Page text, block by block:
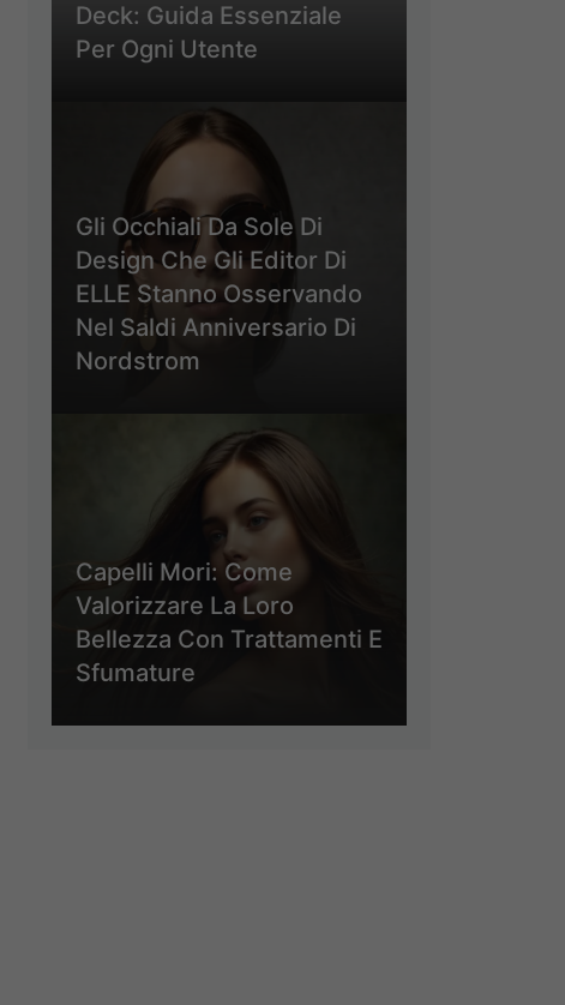
Deck: Guida Essenziale
Per Ogni Utente
Gli Occhiali Da Sole Di
Design Che Gli Editor Di
ELLE Stanno Osservando
Nel Saldi Anniversario Di
Nordstrom
Capelli Mori: Come
Valorizzare La Loro
Bellezza Con Trattamenti E
Sfumature